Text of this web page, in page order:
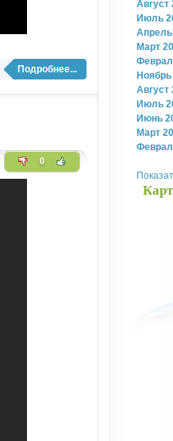
Подробнее...
0
Август
Июль
Апрель
Март
Август
Июль
Июнь
Март